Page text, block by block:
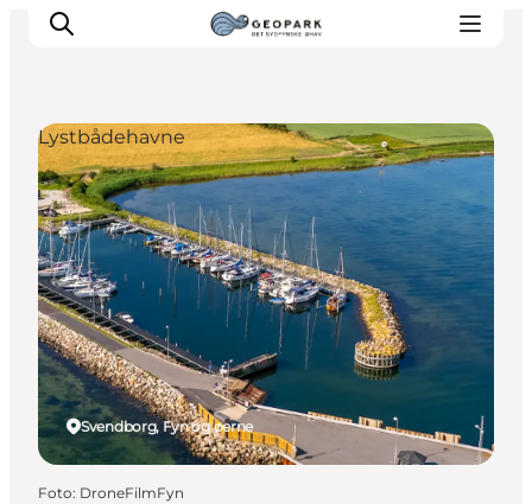
Svendborg, Fyn og øerne
Lystbådehavne
Foto: DroneFilmFyn